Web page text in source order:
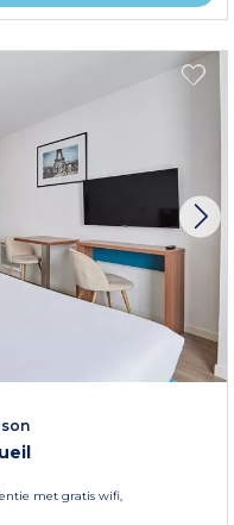
met gratis wifi,